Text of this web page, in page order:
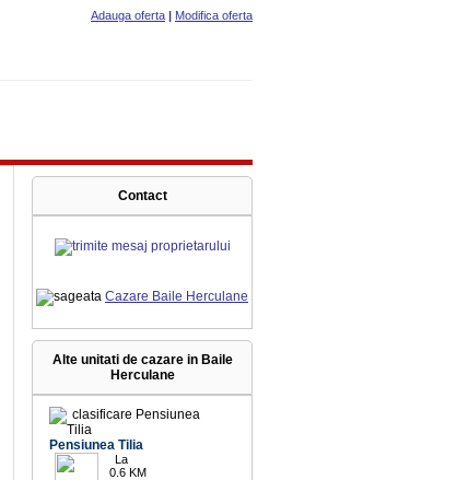
Adauga oferta | Modifica oferta
Contact
Cazare Baile Herculane
Alte unitati de cazare in Baile
Herculane
Pensiunea Tilia
La
0.6 KM